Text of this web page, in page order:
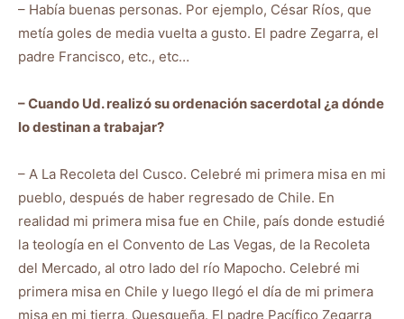
– Había buenas personas. Por ejemplo, César Ríos, que
metía goles de media vuelta a gusto. El padre Zegarra, el
padre Francisco, etc., etc…
– Cuando Ud. realizó su ordenación sacerdotal ¿a dónde
lo destinan a trabajar?
– A La Recoleta del Cusco. Celebré mi primera misa en mi
pueblo, después de haber regresado de Chile. En
realidad mi primera misa fue en Chile, país donde estudié
la teología en el Convento de Las Vegas, de la Recoleta
del Mercado, al otro lado del río Mapocho. Celebré mi
primera misa en Chile y luego llegó el día de mi primera
misa en mi tierra, Quesqueña. El padre Pacífico Zegarra